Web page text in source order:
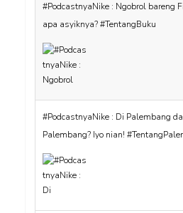
#PodcastnyaNike : Ngobrol bareng
apa asyiknya? #TentangBuku
#PodcastnyaNike : Di Palembang
Palembang? Iyo nian!